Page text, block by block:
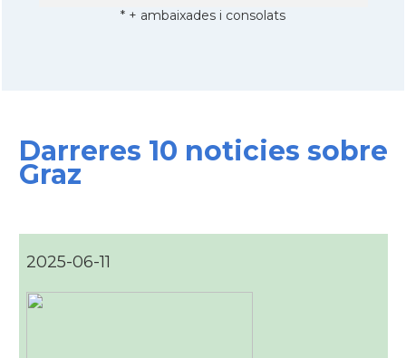
* + ambaixades i consolats
Darreres 10 noticies sobre
Graz
2025-06-11